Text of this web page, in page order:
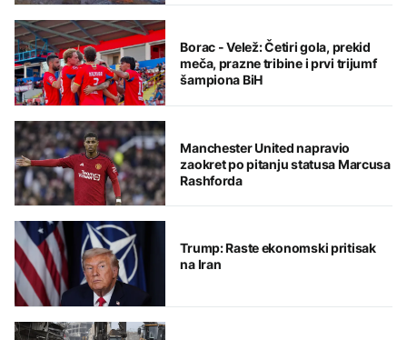
Borac - Velež: Četiri gola, prekid
meča, prazne tribine i prvi trijumf
šampiona BiH
Manchester United napravio
zaokret po pitanju statusa Marcusa
Rashforda
Trump: Raste ekonomski pritisak
na Iran